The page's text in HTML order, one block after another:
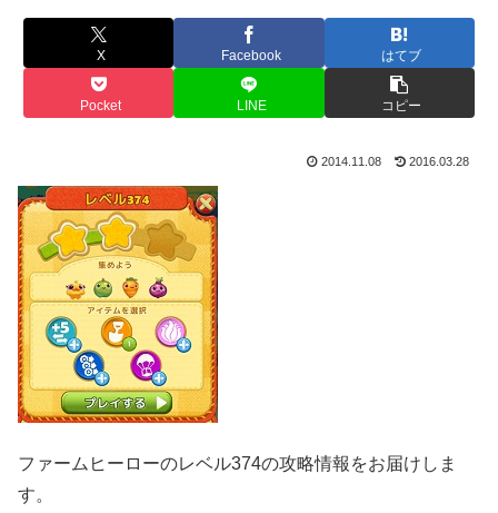
X Facebook はてブ
Pocket LINE コピー
2014.11.08 2016.03.28
ファームヒーローのレベル374の攻略情報をお届けしま
す。